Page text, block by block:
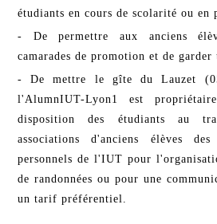
étudiants en cours de scolarité ou en
- De permettre aux anciens
camarades de promotion et de
- De mettre le gîte du Lauzet
l'AlumnIUT-Lyon1 est
disposition des étudiants au
associations d'anciens élèves
personnels de l'IUT pour
de randonnées ou pour une
un tarif préférentiel.